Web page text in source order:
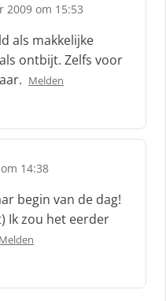
2009 om 15:53
als makkelijke
ontbijt. Zelfs voor
Melden
14:38
begin van de dag!
Ik zou het eerder
Melden